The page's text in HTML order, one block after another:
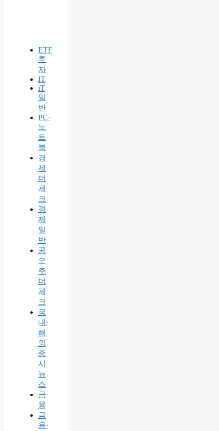
ETF
투
자
IT
iT
일
반
PC·
노
트
북
경
제
더
체
크
경
제
일
반
공
모
주
더
체
크
국
내·
해
외
증
시
뉴
스
금
융
금
융·